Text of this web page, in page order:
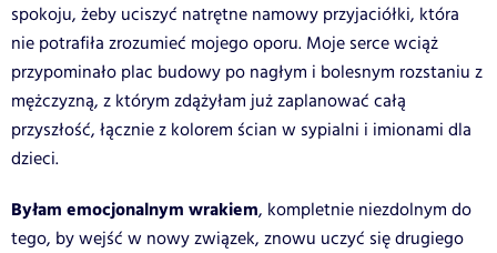
spokoju, żeby uciszyć natrętne namowy przyjaciółki, która
nie potrafiła zrozumieć mojego oporu. Moje serce wciąż
przypominało plac budowy po nagłym i bolesnym rozstaniu z
mężczyzną, z którym zdążyłam już zaplanować całą
przyszłość, łącznie z kolorem ścian w sypialni i imionami dla
dzieci.
Byłam emocjonalnym wrakiem, kompletnie niezdolnym do
tego, by wejść w nowy związek, znowu uczyć się drugiego